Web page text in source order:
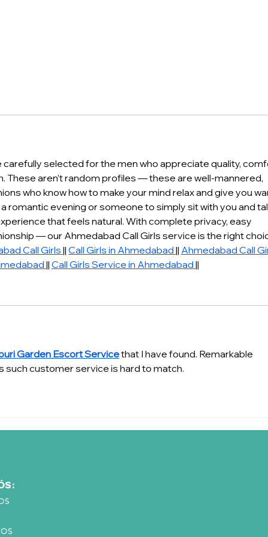
carefully selected for the men who appreciate quality,
These aren’t random profiles — these are well-mannered,
who know how to make your mind relax and give you
romantic evening or someone to simply sit with you and
that feels natural. With complete privacy, easy
— our Ahmedabad Call Girls service is the right
Call Girls || Call Girls in Ahmedabad || Ahmedabad Call
|| Call Girls Service in Ahmedabad ||
Garden Escort Service that I have found. Remarkable
such customer service is hard to match.